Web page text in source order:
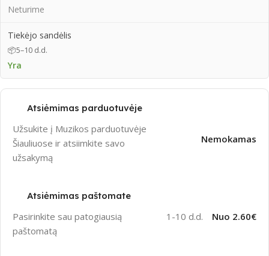
Neturime
Tiekėjo sandėlis
📦5–10 d.d.
Yra
Atsiėmimas parduotuvėje
Užsukite į Muzikos parduotuvėje
Šiauliuose ir atsiimkite savo
užsakymą
Nemokamas
Atsiėmimas paštomate
Pasirinkite sau patogiausią
paštomatą
1-10 d.d. Nuo 2.60€